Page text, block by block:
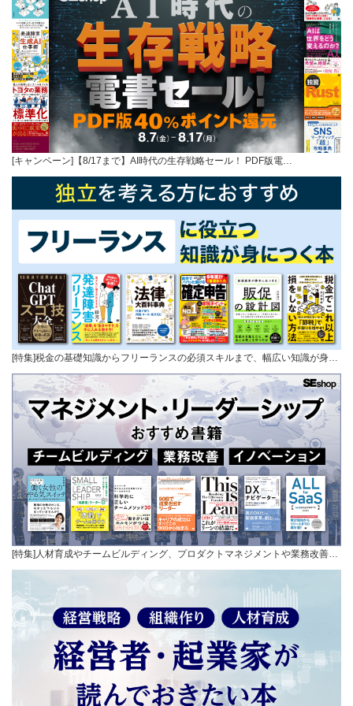
[キャンペーン]【8/17まで】AI時代の生存戦略セール！ PDF版電…
[特集]税金の基礎知識からフリーランスの必須スキルまで、幅広い知識が身…
[特集]人材育成やチームビルディング、プロダクトマネジメントや業務改善…